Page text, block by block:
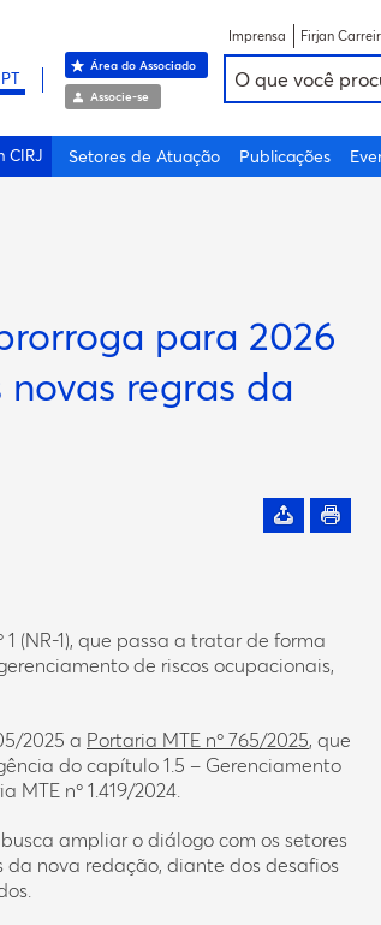
PT
Área do Associado
Associe-se
Imprensa Firjan
CIRJ Setores de Atuação Publicações
para 2026
regras da
(NR-1), que passa a tratar de forma
de riscos ocupacionais,
2025 a Portaria MTE nº 765/2025, que
do capítulo 1.5 – Gerenciamento
nº 1.419/2024.
ampliar o diálogo com os setores
nova redação, diante dos desafios